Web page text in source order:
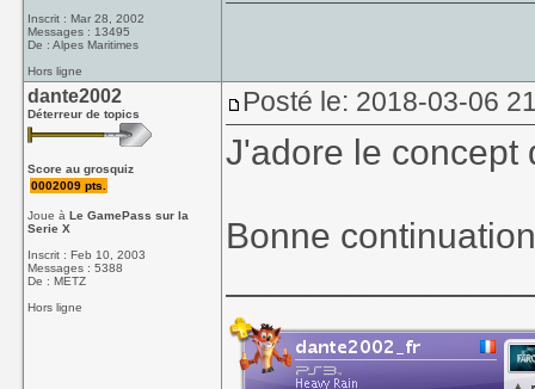
Inscrit : Mar 28, 2002
Messages : 13495
De : Alpes Maritimes
Hors ligne
dante2002
Déterreur de topics
Score au grosquiz
0002009 pts.
Joue àLe GamePass sur la
Serie X
Inscrit : Feb 10, 2003
Messages : 5388
De : METZ
Hors ligne
Posté le: 2018-03-06
J'adore le concept
Bonne